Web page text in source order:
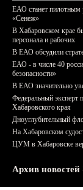
ЕАО станет пилотным
«Сенеж»
В Хабаровском крае
персонала и рабочих
В ЕАО обсудили
ЕАО - в числе 40
безопасности»
В ЕАО значительно
Федеральный эксперт
Хабаровского края
Дноуглубительный
На Хабаровском
ЦУМ в Хабаровске
Архив новостей